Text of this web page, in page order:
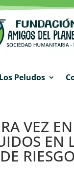
Los Peludos
VEZ
EN